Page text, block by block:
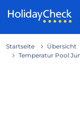
Startseite Übersicht
Temperatur Pool